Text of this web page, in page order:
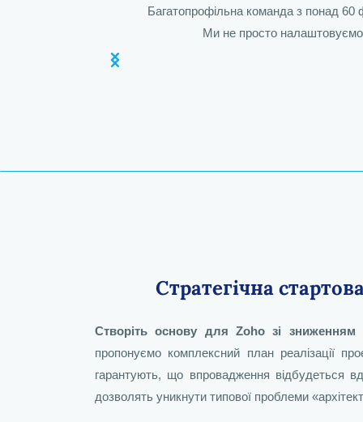
Багатопрофільна команда з понад 60
Ми не просто
архітектор корпоративних
рішень
діалогової інтелектуальної
системи в Zoho
індивідуальної розробки
Стратегічна
Створіть основу для Zoho зі
пропонуємо комплексний план реалізації
гарантують, що впровадження відбудеться
дозволять уникнути типової проблеми